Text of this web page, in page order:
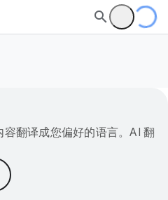
翻译成您偏好的语言。AI 翻